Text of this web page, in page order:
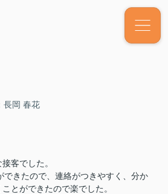
長岡 春花
客でした。
できたので、連絡がつきやすく、分か
とができたので楽でした。